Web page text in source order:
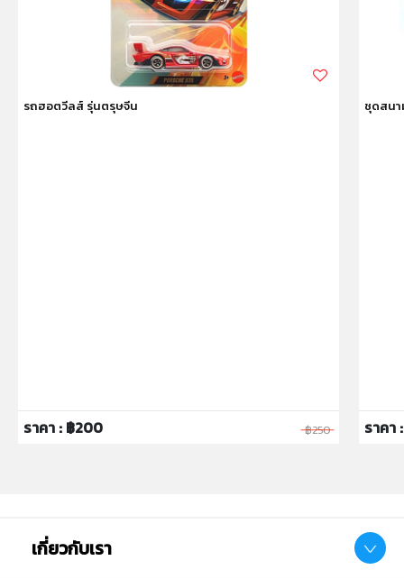
รถฮอตวีลส์ รุ่นตรุษจีน
ราคา : ฿200 ฿250
ชุดสน
ราคา
เกี่ยวกับเรา